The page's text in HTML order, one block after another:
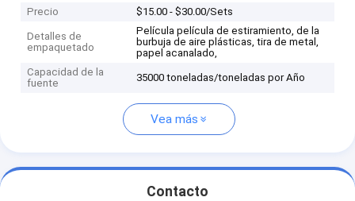
Precio
$15.00 - $30.00/Sets
Detalles de
empaquetado
Película película de estiramiento, de la
burbuja de aire plásticas, tira de metal,
papel acanalado,
Capacidad de la
fuente
35000 toneladas/toneladas por Año
Vea más
Contacto